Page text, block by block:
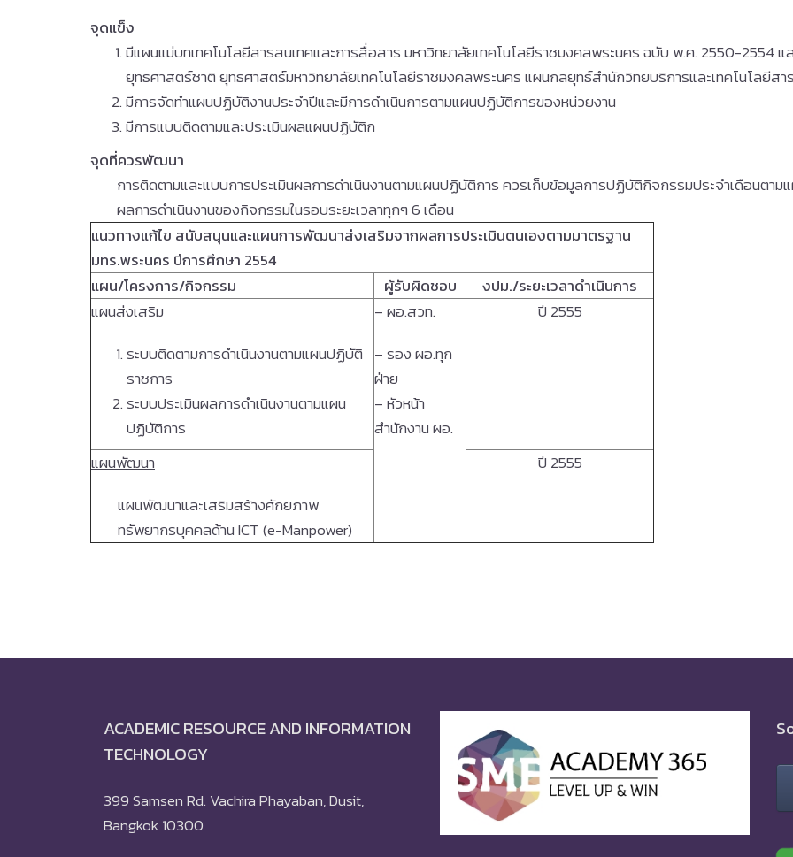
จุดแข็ง
มีแผนแม่บทเทคโนโลยีสารสนเทศและการสื่อสาร มหาวิทยาลัยเทคโนโลยีราชมงคลพระนคร ฉบับ พ.ศ. 2550-2554
ยุทธศาสตร์ชาติ ยุทธศาสตร์มหาวิทยาลัยเทคโนโลยีราชมงคลพระนคร แผนกลยุทธ์สำนักวิทยบริการและเทคโนโลยีสา
มีการจัดทำแผนปฏิบัติงานประจำปีและมีการดำเนินการตามแผนปฏิบัติการของหน่วยงาน
มีการแบบติดตามและประเมินผลแผนปฏิบัติก
จุดที่ควรพัฒนา
การติดตามและแบบการประเมินผลการดำเนินงานตามแผนปฏิบัติการ ควรเก็บข้อมูลการปฏิบัติกิจกรรมประจำเดือนตา
ผลการดำเนินงานของกิจกรรมในรอบระยะเวลาทุกๆ 6 เดือน
แนวทางแก้ไข สนับสนุนและแผนการพัฒนาส่งเสริมจากผลการประเมินตนเองตามมาตรฐาน
มทร.พระนคร ปีการศึกษา 2554
แผน/โครงการ/กิจกรรม ผู้รับผิดชอบ งปม./ระยะเวลาดำเนินการ
แผนส่งเสริม
ระบบติดตามการดำเนินงานตามแผนปฏิบัติ
ราชการ
ระบบประเมินผลการดำเนินงานตามแผน
ปฏิบัติการ
– ผอ.สวท.
– รอง ผอ.ทุก
ฝ่าย
– หัวหน้า
สำนักงาน ผอ.
ปี 2555
แผนพัฒนา
แผนพัฒนาและเสริมสร้างศักยภาพ
ทรัพยากรบุคคลด้าน ICT (e-Manpower)
ปี 2555
ACADEMIC RESOURCE AND INFORMATION
TECHNOLOGY
399 Samsen Rd. Vachira Phayaban, Dusit,
Bangkok 10300